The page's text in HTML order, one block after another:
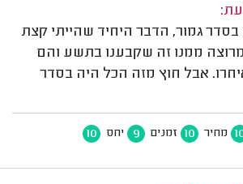
בסדר גמור, הדבר היחיד שהייתי קצת
ממנו זה שקבענו בתשע והם
אבל חוץ מזה הכל היה בסדר
מחיר 10 זמנים 9 יחס 10